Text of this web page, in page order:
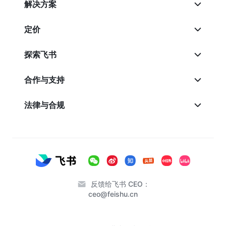
解决方案
定价
探索飞书
合作与支持
法律与合规
反馈给飞书 CEO：
ceo@feishu.cn